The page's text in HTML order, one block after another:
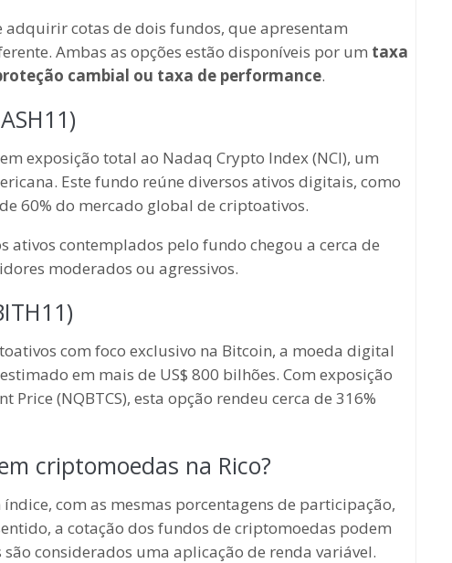
cotas de dois fundos, que apresentam
Ambas as opções estão disponíveis por um taxa
cambial ou taxa de performance.
exposição total ao Nadaq Crypto Index (NCI), um
Este fundo reúne diversos ativos digitais, como
60% do mercado global de criptoativos.
contemplados pelo fundo chegou a cerca de
moderados ou agressivos.
com foco exclusivo na Bitcoin, a moeda digital
em mais de US$ 800 bilhões. Com exposição
(NQBTCS), esta opção rendeu cerca de 316%
criptomoedas na Rico?
com as mesmas porcentagens de participação,
a cotação dos fundos de criptomoedas podem
considerados uma aplicação de renda variável.